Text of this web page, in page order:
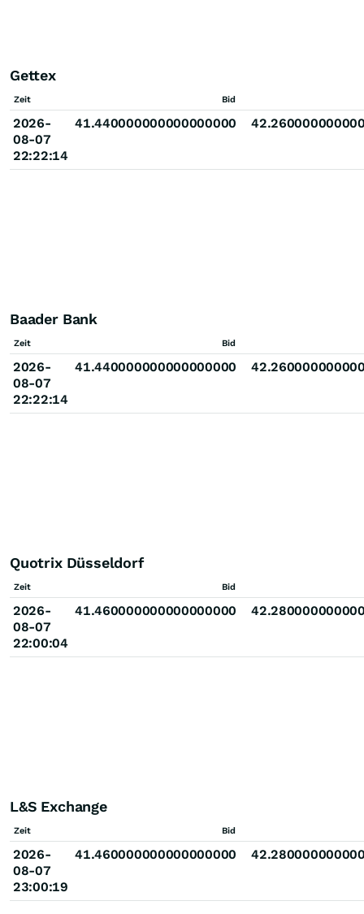
Gettex
Zeit Bid
2026-
08-07
22:22:14
41.440000000000000000
Baader Bank
Zeit Bid
2026-
08-07
22:22:14
41.440000000000000000
Quotrix Düsseldorf
Zeit Bid
2026-
08-07
22:00:04
41.460000000000000000
L&S Exchange
Zeit Bid
2026-
08-07
23:00:19
41.460000000000000000